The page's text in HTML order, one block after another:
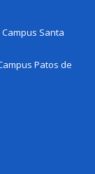
Santa
Patos de